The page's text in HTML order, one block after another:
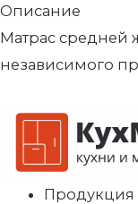
Описание
Матрас средней
независимого
Продукция